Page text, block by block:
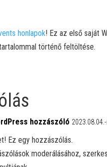
honlapok! Ez az első saját
történő feltöltése.
hozzászóló
Ez egy hozzászólás.
moderálásához,